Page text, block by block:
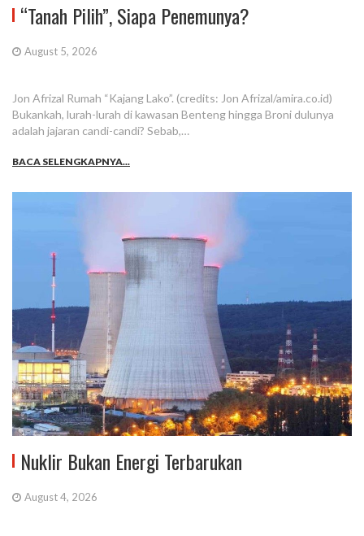
“Tanah Pilih”, Siapa Penemunya?
August 5, 2026
Jon Afrizal Rumah “Kajang Lako”. (credits: Jon Afrizal/amira.co.id)
Bukankah, lurah-lurah di kawasan Benteng hingga Broni dulunya
adalah jajaran candi-candi? Sebab,…
BACA SELENGKAPNYA...
Nuklir Bukan Energi Terbarukan
August 4, 2026